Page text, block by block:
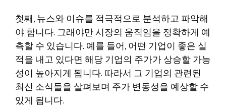
첫째, 뉴스와 이슈를 적극적으로 분석하고 파악해
야 합니다. 그래야만 시장의 움직임을 정확하게 예
측할 수 있습니다. 예를 들어, 어떤 기업이 좋은 실
적을 내고 있다면 해당 기업의 주가가 상승할 가능
성이 높아지게 됩니다. 따라서 그 기업의 관련된
최신 소식들을 살펴보며 주가 변동성을 예상할 수
있게 됩니다.